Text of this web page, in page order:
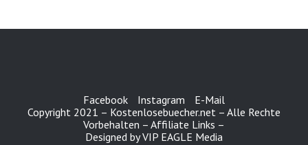
Facebook Instagram
E-Mail
Copyright 2021 – Kostenlosebuecher.net – Alle Rechte
Vorbehalten – Affiliate Links –
Designed by VIP EAGLE Media